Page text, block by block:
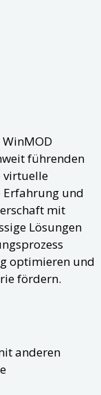
führenden
virtuelle
Erfahrung und
mit
Lösungen
optimieren und
fördern.
anderen